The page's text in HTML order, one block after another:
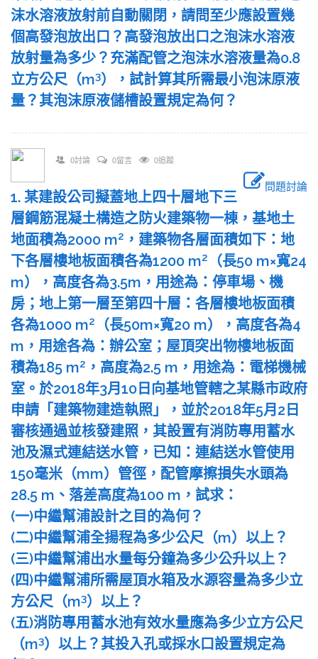
沫水溶液放射前自動關閉，請問至少應設置幾
個高發泡放出口？高發泡放出口之泡沫水溶液
放射量為多少？充滿配管之泡沫水溶液量為0.8
立方公尺（m3），試計算其所需最小泡沫原液
量？其泡沫原液儲槽設置規定為何？
0討論 0留言 0追蹤
問題討論
1. 某建設公司擬蓋地上四十層地下三
層鋼筋混凝土構造之防火建築物一棟，基地土
地面積為2000 m2 ，建築物各層面積如下：地
下各層樓地板面積各為1200 m2
（長50 m×寬24
m），高度各為3.5m，用途為：停車場、機
房；地上第一層至第四十層：各層樓地板面積
各為1000 m2
（長50m×寬20 m），高度各為4
m，用途各為：辦公室；屋頂突出物樓地板面
積為185 m2 ，高度為2.5 m，用途為：電梯機械
室。於2018年3月10日向基地管轄之某縣市政府
申請「建築物建造執照」，並於2018年5月2日
審核通過並核發建照，其設置有消防專用蓄水
池及濕式連結送水管，已知：連結送水管使用
150毫米（mm）管徑，配管摩擦損失水頭為
28.5 m、落差高度為100 m，試求：
(一)中繼幫浦設計之目的為何？
(二)中繼幫浦全揚程為多少公尺（m）以上？
(三)中繼幫浦出水量每分鐘為多少公升以上？
(四)中繼幫浦所需屋頂水箱及水源容量為多少立
方公尺（m3）以上？
(五)消防專用蓄水池有效水量應為多少立方公尺
（m3）以上？其投入孔或採水口設置規定為